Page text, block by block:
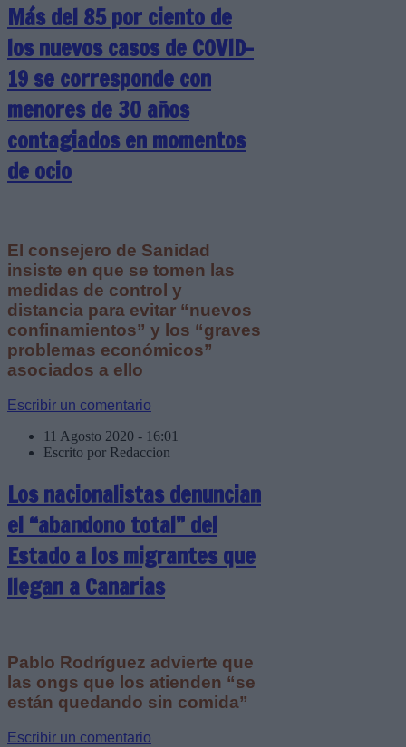
Más del 85 por ciento de
los nuevos casos de COVID-
19 se corresponde con
menores de 30 años
contagiados en momentos
de ocio
El consejero de Sanidad
insiste en que se tomen las
medidas de control y
distancia para evitar “nuevos
confinamientos” y los “graves
problemas económicos”
asociados a ello
Escribir un comentario
11 Agosto 2020 - 16:01
Escrito por Redaccion
Los nacionalistas denuncian
el “abandono total” del
Estado a los migrantes que
llegan a Canarias
Pablo Rodríguez advierte que
las ongs que los atienden “se
están quedando sin comida”
Escribir un comentario